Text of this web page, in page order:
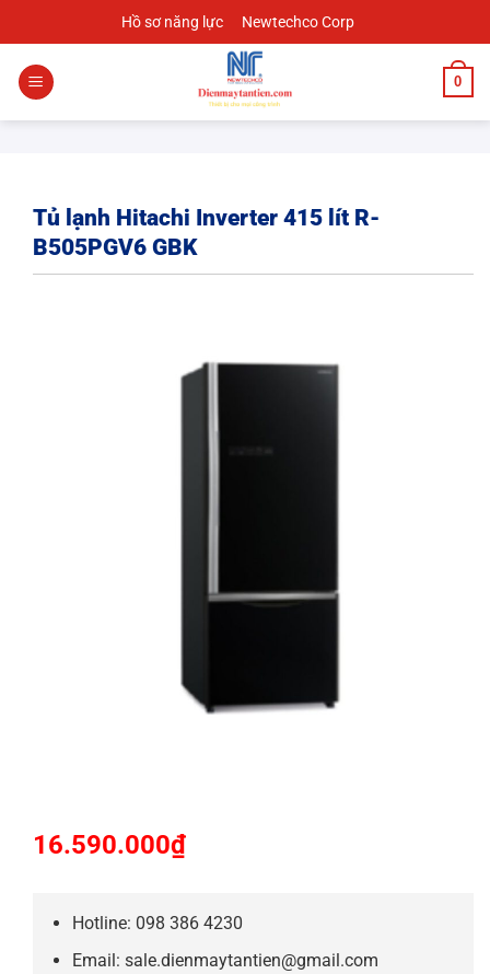
đến
nội
dung
Hồ sơ năng lực Newtechco Corp
0
Tủ lạnh Hitachi Inverter 415 lít R-
B505PGV6 GBK
16.590.000₫
Hotline: 098 386 4230
Email: sale.dienmaytantien@gmail.com